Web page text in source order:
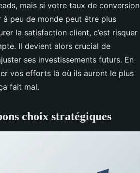
mais si votre taux de conversion
à peu de monde peut être plus
la satisfaction client, c’est risquer
Il devient alors crucial de
ses investissements futurs. En
vos efforts là où ils auront le plus
fait mal.
choix stratégiques